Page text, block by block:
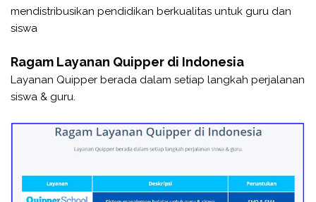
mendistribusikan pendidikan berkualitas untuk guru dan
siswa
Ragam Layanan Quipper di Indonesia
Layanan Quipper berada dalam setiap langkah perjalanan
siswa & guru.